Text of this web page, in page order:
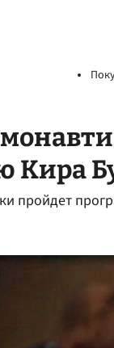
Кира
пройдет